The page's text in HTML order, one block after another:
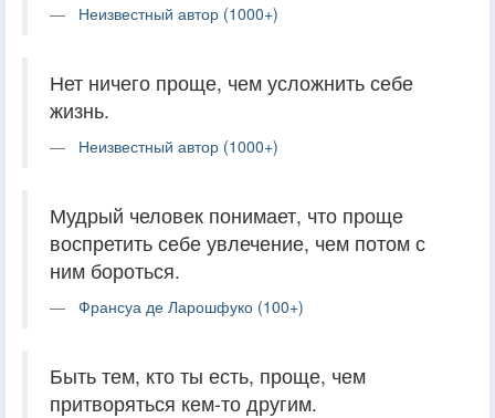
Неизвестный автор (1000+)
Нет ничего проще, чем усложнить себе
жизнь.
Неизвестный автор (1000+)
Мудрый человек понимает, что проще
воспретить себе увлечение, чем потом с
ним бороться.
Франсуа де Ларошфуко (100+)
Быть тем, кто ты есть, проще, чем
притворяться кем-то другим.